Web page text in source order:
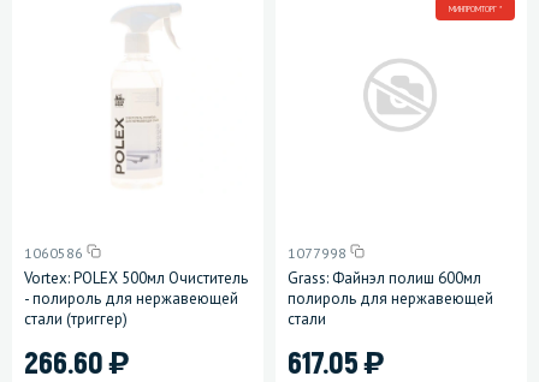
1060586
Vortex: POLEX 500мл Очиститель
- полироль для нержавеющей
стали (триггер)
266.60)
МИНПРОМТОРГ *
1077998
Grass: Файнэл полиш 600мл
полироль для нержавеющей
стали
617.05)